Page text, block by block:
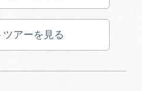
ツアーを見る